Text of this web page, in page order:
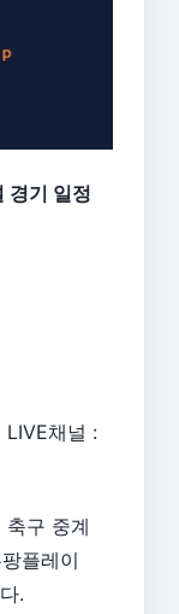
경기 일정
채널 :
구 중계
플레이
.